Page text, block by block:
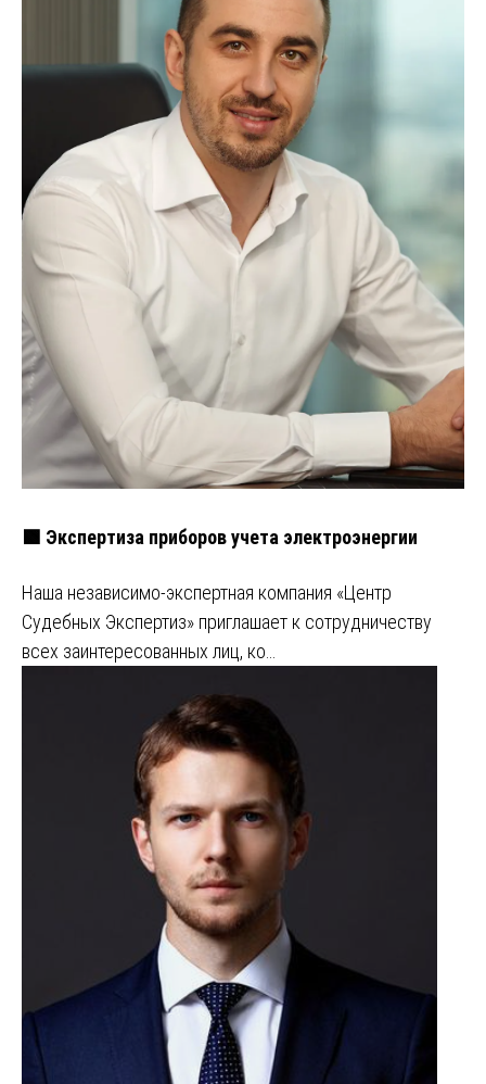
🟩 Экспертиза приборов учета электроэнергии
Наша независимо-экспертная компания «Центр
Судебных Экспертиз» приглашает к сотрудничеству
всех заинтересованных лиц, ко…